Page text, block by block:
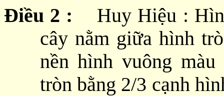
Điều 2 : Huy Hiệu :
cây nằm giữa hình
nền hình vuông
tròn bằng 2/3 cạnh